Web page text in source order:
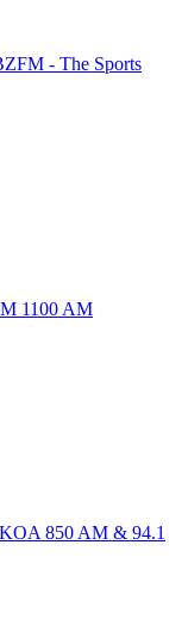
- The Sports
1100 AM
KOA 850 AM & 94.1